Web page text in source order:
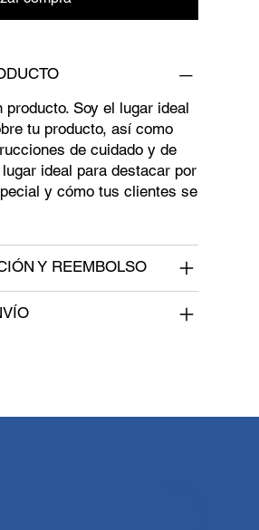
Soy el lugar ideal
tu producto, así como
de cuidado y de
ideal para destacar por
y cómo tus clientes se
Y REEMBOLSO